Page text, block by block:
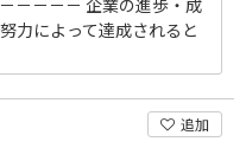
力によって達成されると
追加